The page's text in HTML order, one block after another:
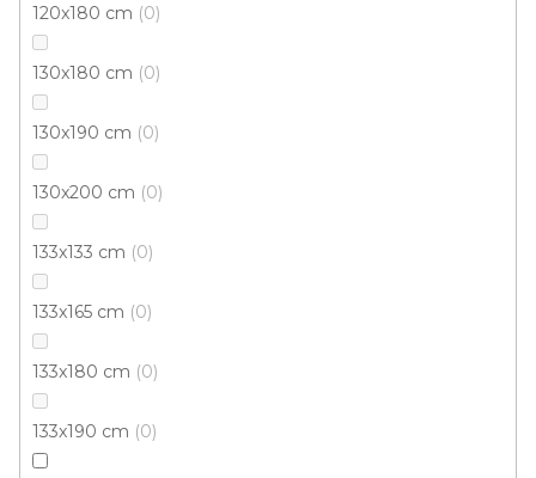
120x180 cm 0
130x180 cm 0
130x190 cm 0
130x200 cm 0
133x133 cm 0
133x165 cm 0
133x180 cm 0
133x190 cm 0